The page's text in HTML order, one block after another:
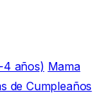
4 años) Mama
de Cumpleaños